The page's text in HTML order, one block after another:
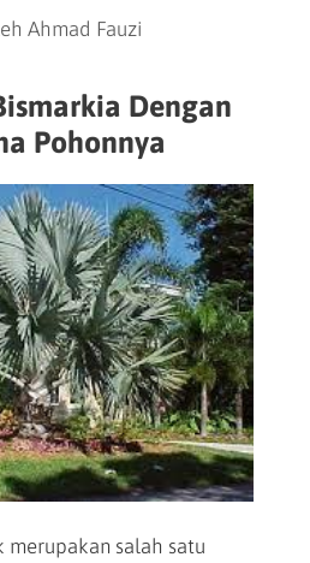
Ahmad Fauzi
Dengan
Pohonnya
merupakan salah satu